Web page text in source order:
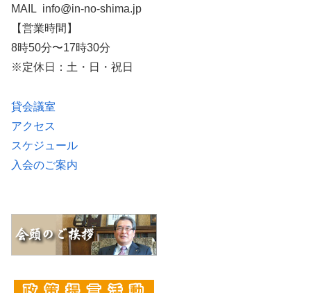
MAIL info@in-no-shima.jp
【営業時間】
8時50分〜17時30分
※定休日：土・日・祝日
貸会議室
アクセス
スケジュール
入会のご案内